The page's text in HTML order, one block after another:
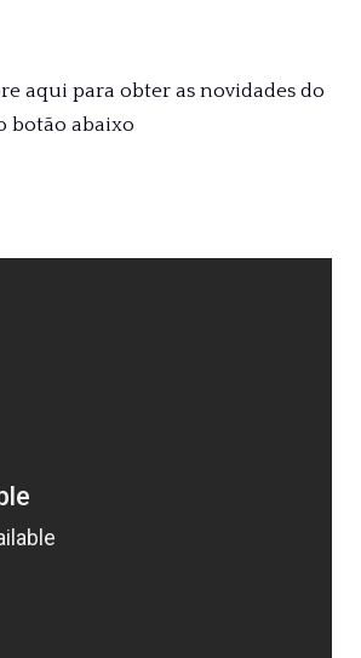
aqui para obter as novidades do
botão abaixo